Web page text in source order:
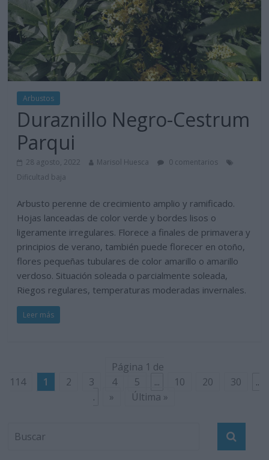
Arbustos
Duraznillo Negro-Cestrum
Parqui
28 agosto, 2022 Marisol Huesca
0 comentarios
Dificultad baja
Arbusto perenne de crecimiento amplio y ramificado.
Hojas lanceadas de color verde y bordes lisos o
ligeramente irregulares. Florece a finales de primavera y
principios de verano, también puede florecer en otoño,
flores pequeñas tubulares de color amarillo o amarillo
verdoso. Situación soleada o parcialmente soleada,
Riegos regulares, temperaturas moderadas invernales.
Leer más
Página 1 de
114
1 2 3 4 5 ... 10 20 30
..
.
» Última »